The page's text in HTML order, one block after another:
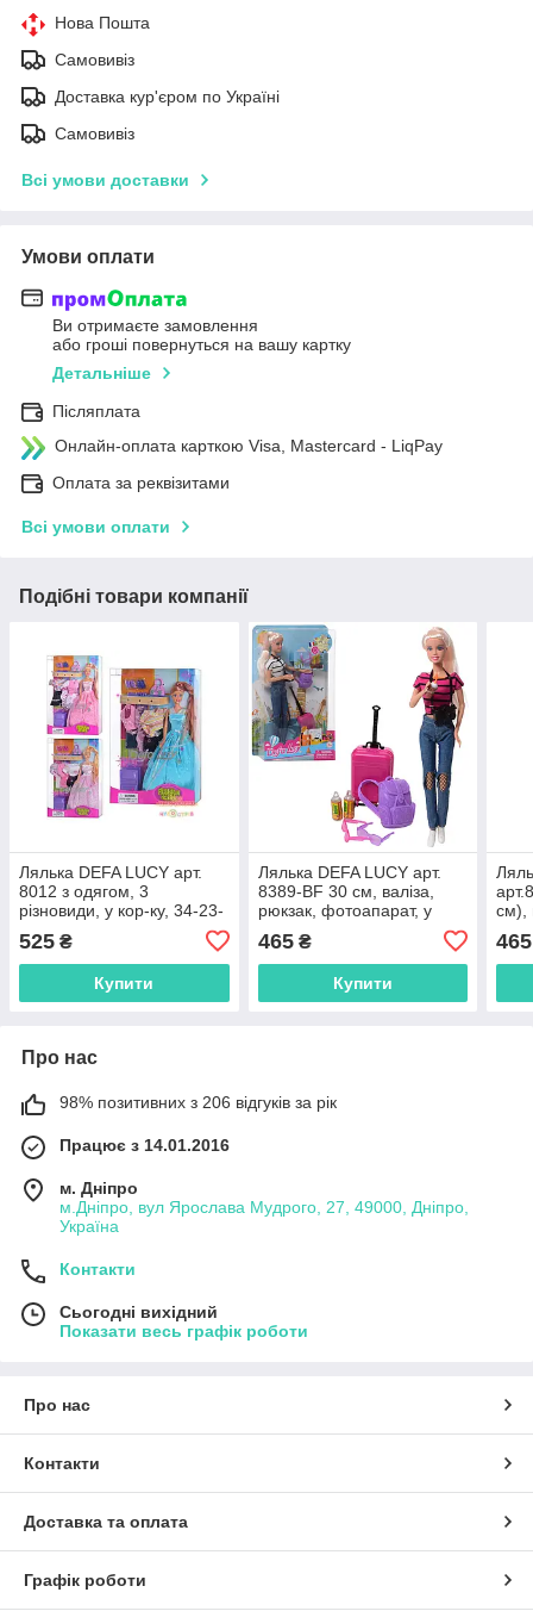
Нова Пошта
Самовивіз
Доставка кур'єром по Україні
Самовивіз
Всі умови доставки
Умови оплати
Ви отримаєте замовлення
або гроші повернуться на вашу картку
Детальніше
Післяплата
Онлайн-оплата карткою Visa, Mastercard - LiqPay
Оплата за реквізитами
Всі умови оплати
Подібні товари компанії
Лялька DEFA LUCY арт.
8012 з одягом, 3
різновиди, у кор-ку, 34-23-
525 ₴
Купити
Лялька DEFA LUCY арт.
8389-BF 30 см, валіза,
рюкзак, фотоапарат, у
465₴
Купити
см),
465
Про нас
98% позитивних з 206 відгуків за рік
Працює з 14.01.2016
м. Дніпро
м.Дніпро, вул Ярослава Мудрого, 27, 49000, Дніпро,
Україна
Контакти
Сьогодні вихідний
Показати весь графік роботи
Про нас
Контакти
Доставка та оплата
Графік роботи